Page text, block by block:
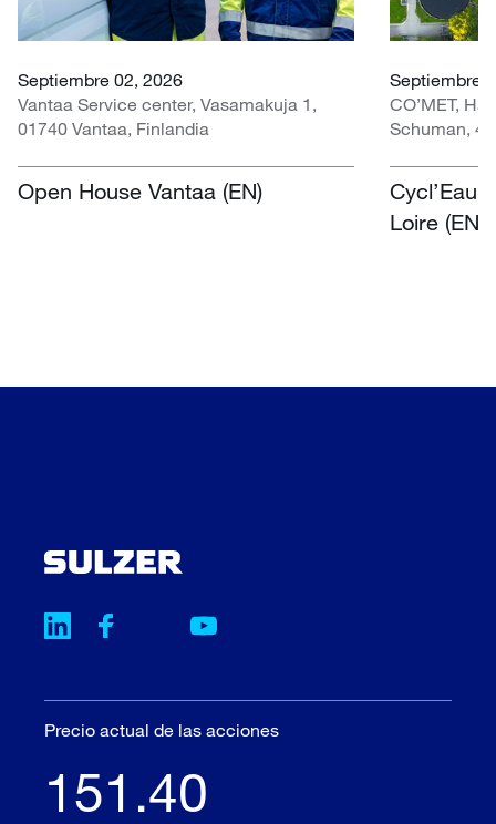
Septiembre 02, 2026
Vantaa Service center, Vasamakuja 1,
01740 Vantaa, Finlandia
Open House Vantaa (EN)
Septiembre
CO’MET,
Schuman,
Cycl’Eau
Loire (EN)
Precio actual de las acciones
151.40